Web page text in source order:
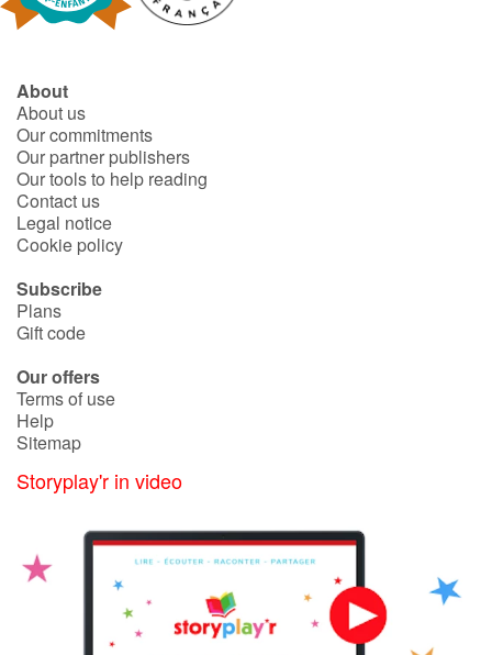
About
About us
Our commitments
Our partner publishers
Our tools to help reading
Contact us
Legal notice
Cookie policy
Subscribe
Plans
Gift code
Our offers
Terms of use
Help
Sitemap
Storyplay'r in video